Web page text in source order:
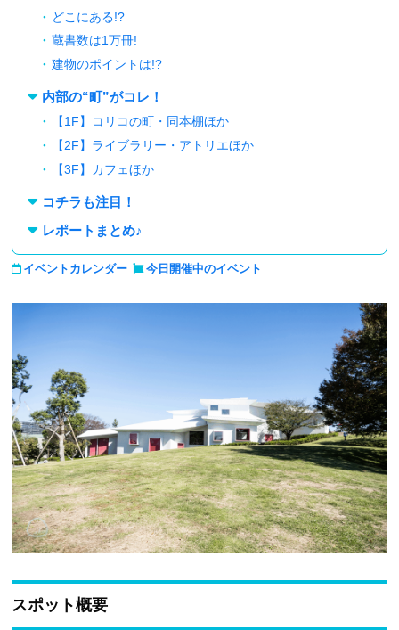
どこにある!?
蔵書数は1万冊!
建物のポイントは!?
内部の“町”がコレ！
【1F】コリコの町・同本棚ほか
【2F】ライブラリー・アトリエほか
【3F】カフェほか
コチラも注目！
レポートまとめ♪
イベントカレンダー 今日開催中のイベント
スポット概要